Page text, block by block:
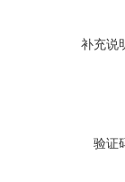
补充说
验证